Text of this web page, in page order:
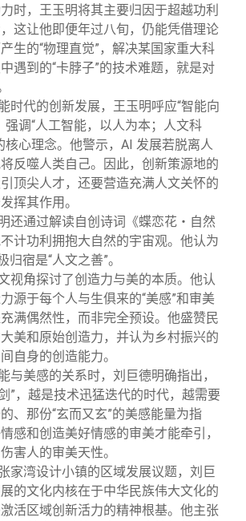
时，王玉明将其主要归因于超越功利
这让他即便年过八旬，仍能凭借理论
生的“物理直觉”，解决某国家重大科
遇到的“卡脖子”的技术难题，就是对
时代的创新发展，王玉明呼应“智能向
强调“人工智能，以人为本；人文科
核心理念。他警示，AI 发展若脱离人
反噬人类自己。因此，创新策源地的
顶尖人才，还要营造充满人文关怀的
挥其作用。
还通过解读自创诗词《蝶恋花・自然
计功利拥抱大自然的宇宙观。他认为
归宿是“人文之善”。
视角探讨了创造力与美的本质。他认
源于每个人与生俱来的“美感”和审美
满偶然性，而非完全预设。他盛赞民
美和原始创造力，并认为乡村振兴的
自身的创造能力。
与美感的关系时，刘巨德明确指出，
”，越是技术迅猛迭代的时代，越需要
、那份“玄而又玄”的美感能量为指
感和创造美好情感的审美才能牵引，
害人的审美天性。
家湾设计小镇的区域发展议题，刘巨
的文化内核在于中华民族伟大文化的
活区域创新活力的精神根基。他主张